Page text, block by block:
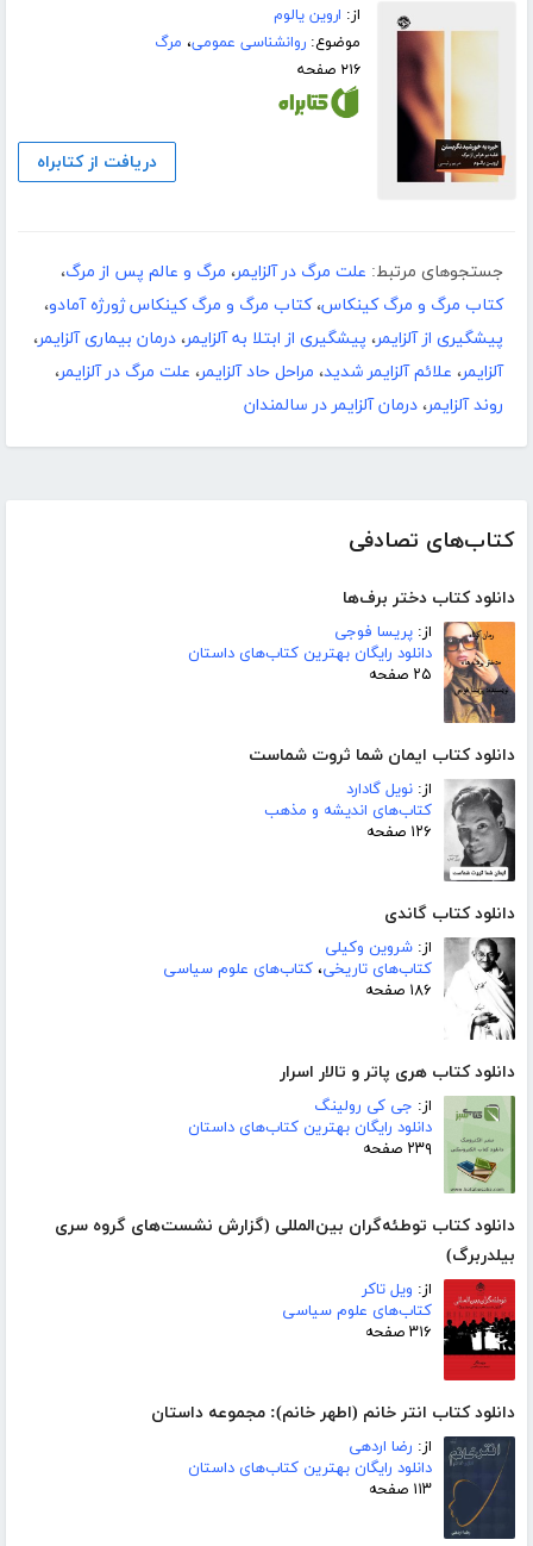
کتاب‌های تصادفی
دانلود کتاب دختر برف‌ها
از: پریسا فوجی
دانلود رایگان بهترین کتاب‌های داستان
۲۵ صفحه
دانلود کتاب ایمان شما ثروت شماست
از: نویل گادارد
کتاب‌های اندیشه و مذهب
۱۲۶ صفحه
دانلود کتاب گاندی
از: شروین وکیلی
کتاب‌های تاریخی، کتاب‌های علوم سیاسی
۱۸۶ صفحه
دانلود کتاب هری پاتر و تالار اسرار
از: جی کی رولینگ
دانلود رایگان بهترین کتاب‌های داستان
۲۳۹ صفحه
دانلود کتاب توطئه‌گران بین‌المللی (گزارش نشست‌های گروه سری
بیلدربرگ)
از: ویل تاکر
کتاب‌های علوم سیاسی
۳۱۶ صفحه
دانلود کتاب انتر خانم (اطهر خانم): مجموعه داستان
از: رضا اردهی
دانلود رایگان بهترین کتاب‌های داستان
۱۱۳ صفحه
از: اروین یالوم
موضوع:روانشناسی عمومی، مرگ
۲۱۶ صفحه
دریافت از کتابراه
جستجوهای مرتبط: علت مرگ در آلزایمر، مرگ و عالم پس از مرگ،
کتاب مرگ و مرگ کینکاس،کتاب مرگ و مرگ کینکاس ژورژه آمادو،
پیشگیری از آلزایمر، پیشگیری از ابتلا به آلزایمر، درمان بیماری آلزایمر،
آلزایمر، علائم آلزایمر شدید، مراحل حاد آلزایمر، علت مرگ در آلزایمر،
روند آلزایمر، درمان آلزایمر در سالمندان